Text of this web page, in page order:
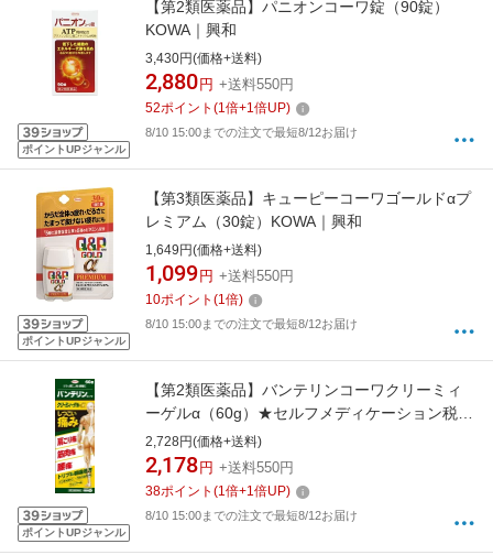
ポイントUPジャンル
【第2類医薬品】パニオンコーワ錠（90錠）
KOWA｜興和
3,430円(価格+送料)
2,880 円 +送料550円
52ポイント (1倍+1倍UP)
8/10 15:00までの注文で最短8/12お届け
ポイントUPジャンル
【第3類医薬品】キューピーコーワゴールドαプ
レミアム（30錠）KOWA｜興和
1,649円(価格+送料)
1,099 円 +送料550円
10ポイント (1倍)
8/10 15:00までの注文で最短8/12お届け
ポイントUPジャンル
【第2類医薬品】バンテリンコーワクリーミィ
ーゲルα（60g）★セルフメディケーション税制
対象商品KOWA｜興和
2,728円(価格+送料)
2,178 円 +送料550円
38ポイント (1倍+1倍UP)
8/10 15:00までの注文で最短8/12お届け